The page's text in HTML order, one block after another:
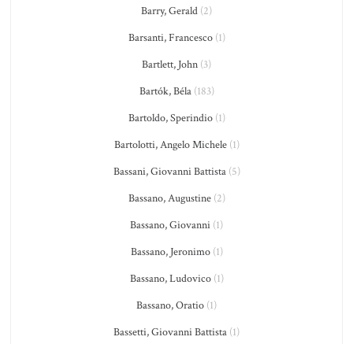
Barry, Gerald (2)
Barsanti, Francesco(1)
Bartlett, John (3)
Bartók, Béla(183)
Bartoldo, Sperindio(1)
Bartolotti, Angelo Michele(1)
Bassani, Giovanni Battista(5)
Bassano, Augustine(2)
Bassano, Giovanni (1)
Bassano, Jeronimo(1)
Bassano, Ludovico(1)
Bassano, Oratio (1)
Bassetti, Giovanni Battista (1)